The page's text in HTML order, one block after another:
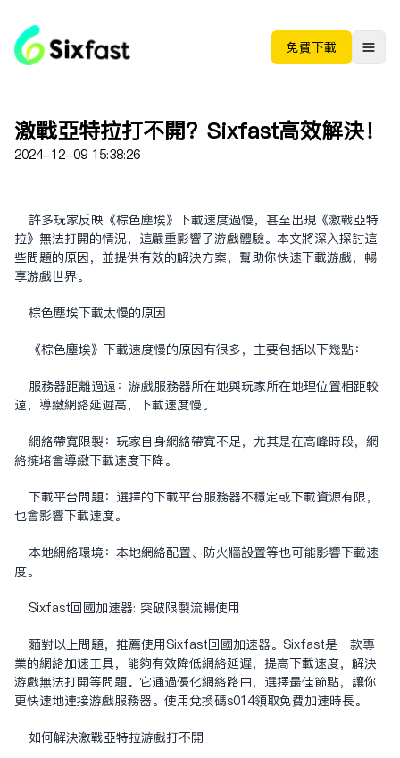
免费下载
激战亚特拉打不开？Sixfast高效解决！
2024-12-09 15:38:26
许多玩家反映《棕色尘埃》下载速度过慢，甚至出现《激战亚特
拉》无法打开的情况，这严重影响了游戏体验。本文将深入探讨这
些问题的原因，并提供有效的解决方案，帮助你快速下载游戏，畅
享游戏世界。
棕色尘埃下载太慢的原因
《棕色尘埃》下载速度慢的原因有很多，主要包括以下几点：
服务器距离过远：游戏服务器所在地与玩家所在地理位置相距较
远，导致网络延迟高，下载速度慢。
网络带宽限制：玩家自身网络带宽不足，尤其是在高峰时段，网
络拥堵会导致下载速度下降。
下载平台问题：选择的下载平台服务器不稳定或下载资源有限，
也会影响下载速度。
本地网络环境：本地网络配置、防火墙设置等也可能影响下载速
度。
Sixfast回国加速器: 突破限制流畅使用
面对以上问题，推荐使用Sixfast回国加速器。Sixfast是一款专
业的网络加速工具，能够有效降低网络延迟，提高下载速度，解决
游戏无法打开等问题。它通过优化网络路由，选择最佳节点，让你
更快速地连接游戏服务器。使用兑换码s014领取免费加速时长。
如何解决激战亚特拉游戏打不开